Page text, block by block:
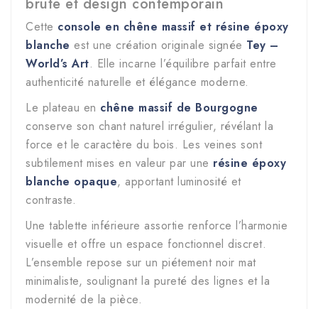
Cette console en chêne massif et résine époxy
blanche est une création originale signée Tey –
World’s Art. Elle incarne l’équilibre parfait entre
authenticité naturelle et élégance moderne.
Le plateau en chêne massif de Bourgogne
conserve son chant naturel irrégulier, révélant la
force et le caractère du bois. Les veines sont
subtilement mises en valeur par une résine époxy
blanche opaque, apportant luminosité et
contraste.
Une tablette inférieure assortie renforce l’harmonie
visuelle et offre un espace fonctionnel discret.
L’ensemble repose sur un piétement noir mat
minimaliste, soulignant la pureté des lignes et la
modernité de la pièce.